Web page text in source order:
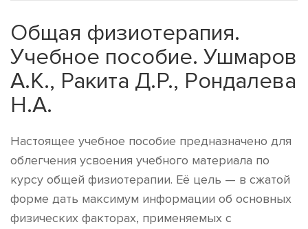
Общая физиотерапия.
Учебное пособие. Ушмаров
А.К., Ракита Д.Р., Рондалева
Н.А.
Настоящее учебное пособие предназначено для
облегчения усвоения учебного материала по
курсу общей физиотерапии. Её цель — в сжатой
форме дать максимум информации об основных
физических факторах, применяемых с